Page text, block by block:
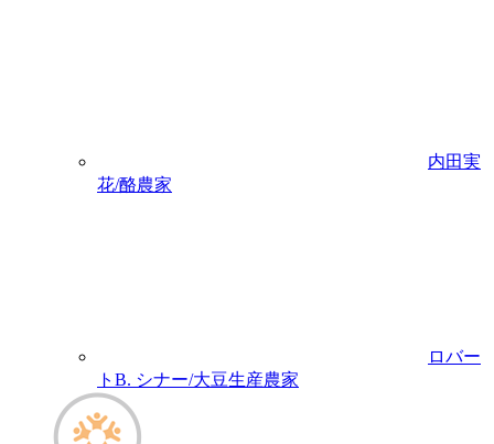
内田実
花/酪農家
ロバー
トB. シナー/大豆生産農家